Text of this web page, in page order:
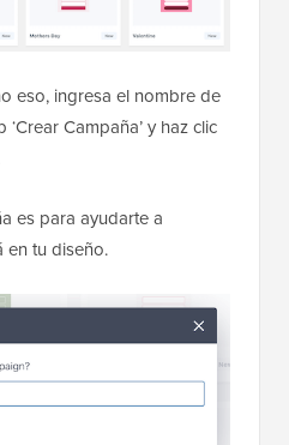
eso, ingresa el nombre de
Campaña’ y haz clic
es para ayudarte a
en tu diseño.